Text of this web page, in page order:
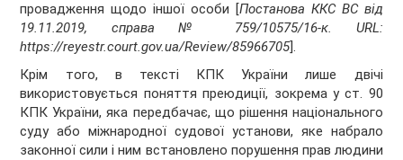
провадження щодо іншої особи [Постанова ККС ВС від
19.11.2019, справа № 759/10575/16-к. URL:
https://reyestr.court.gov.ua/Review/85966705].
Крім того, в тексті КПК України лише двічі
використовується поняття преюдиції, зокрема у ст. 90
КПК України, яка передбачає, що рішення національного
суду або міжнародної судової установи, яке набрало
законної сили і ним встановлено порушення прав людини